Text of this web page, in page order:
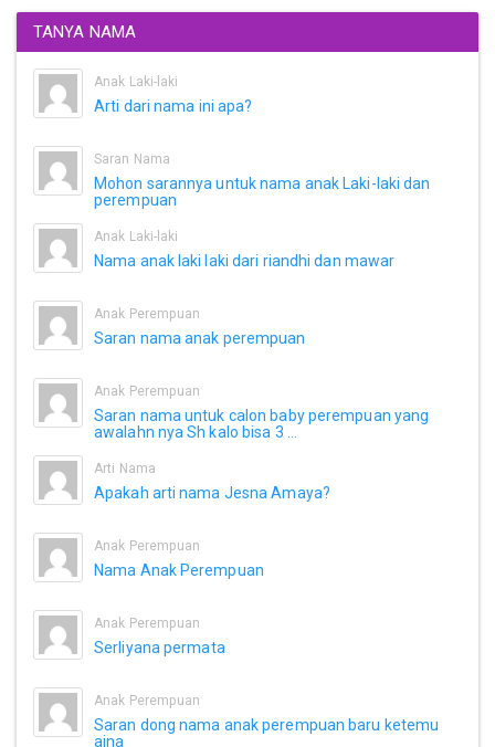
TANYA NAMA
Anak Laki-laki
Arti dari nama ini apa?
Saran Nama
Mohon sarannya untuk nama anak Laki-laki dan
perempuan
Anak Laki-laki
Nama anak laki laki dari riandhi dan mawar
Anak Perempuan
Saran nama anak perempuan
Anak Perempuan
Saran nama untuk calon baby perempuan yang
awalahn nya Sh kalo bisa 3 ...
Arti Nama
Apakah arti nama Jesna Amaya?
Anak Perempuan
Nama Anak Perempuan
Anak Perempuan
Serliyana permata
Anak Perempuan
Saran dong nama anak perempuan baru ketemu
ajna